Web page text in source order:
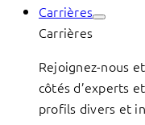
Carrières
Carrières
Rejoignez-nous
côtés d’experts
profils divers et